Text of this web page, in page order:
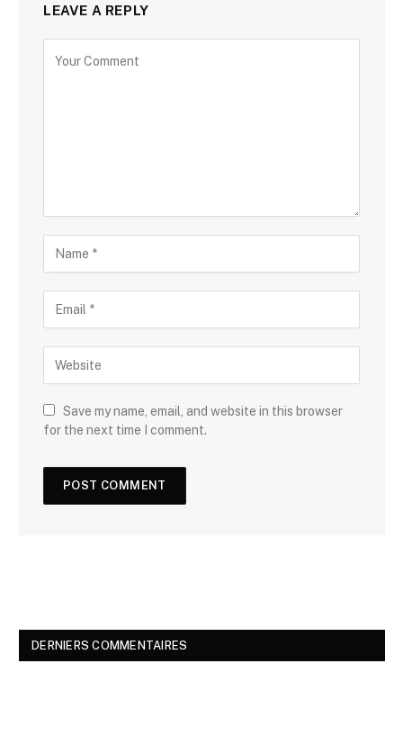
LEAVE A REPLY
Save my name, email, and website in this browser
for the next time I comment.
DERNIERS COMMENTAIRES